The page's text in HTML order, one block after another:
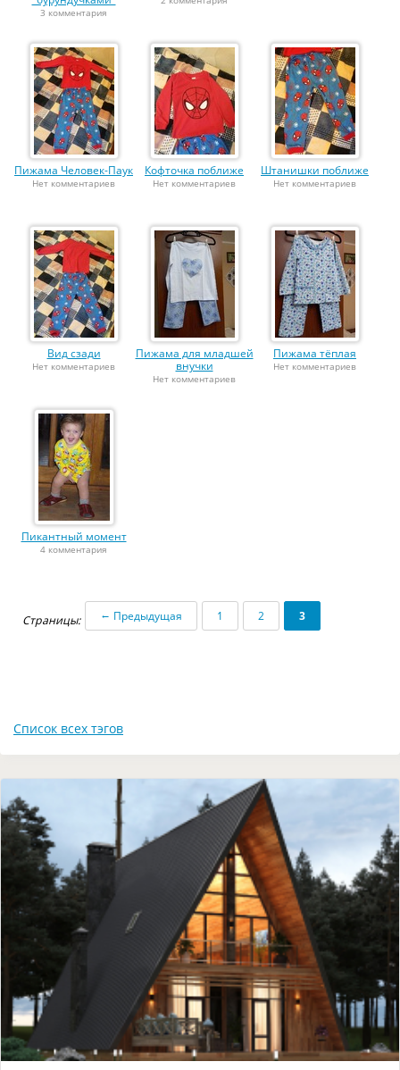
3 комментария
Пижама Человек-Паук
Нет комментариев
Кофточка поближе
Нет комментариев
Штанишки поближе
Нет комментариев
Вид сзади
Нет комментариев
Пижама для младшей
внучки
Нет комментариев
Пижама тёплая
Нет комментариев
Пикантный момент
4 комментария
Страницы: ← Предыдущая 1 2 3
Список всех тэгов